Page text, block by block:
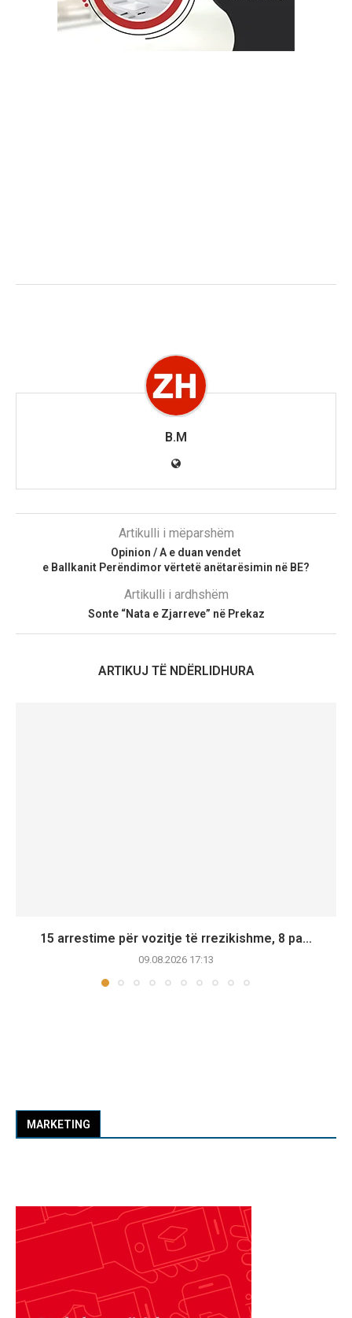
B.M
Artikulli i mëparshëm
Opinion / A e duan vendet
e Ballkanit Perëndimor vërtetë anëtarësimin në BE?
Artikulli i ardhshëm
Sonte “Nata e Zjarreve” në Prekaz
ARTIKUJ TË NDËRLIDHURA
15 arrestime për vozitje të rrezikishme, 8 pa...
09.08.2026 17:13
MARKETING